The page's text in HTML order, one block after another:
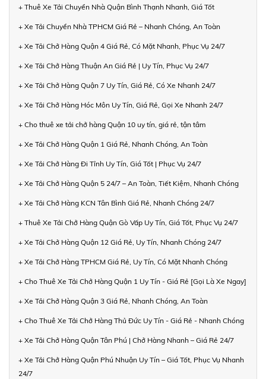
+ Thuê Xe Tải Chuyển Nhà Quận Bình Thạnh Nhanh, Giá Tốt
+ Xe Tải Chuyển Nhà TPHCM Giá Rẻ – Nhanh Chóng, An Toàn
+ Xe Tải Chở Hàng Quận 4 Giá Rẻ, Có Mặt Nhanh, Phục Vụ 24/7
+ Xe Tải Chở Hàng Thuận An Giá Rẻ | Uy Tín, Phục Vụ 24/7
+ Xe Tải Chở Hàng Quận 7 Uy Tín, Giá Rẻ, Có Xe Nhanh 24/7
+ Xe Tải Chở Hàng Hóc Môn Uy Tín, Giá Rẻ, Gọi Xe Nhanh 24/7
+ Cho thuê xe tải chở hàng Quận 10 uy tín, giá rẻ, tận tâm
+ Xe Tải Chở Hàng Quận 1 Giá Rẻ, Nhanh Chóng, An Toàn
+ Xe Tải Chở Hàng Đi Tỉnh Uy Tín, Giá Tốt | Phục Vụ 24/7
+ Xe Tải Chở Hàng Quận 5 24/7 – An Toàn, Tiết Kiệm, Nhanh Chóng
+ Xe Tải Chở Hàng KCN Tân Bình Giá Rẻ, Nhanh Chóng 24/7
+ Thuê Xe Tải Chở Hàng Quận Gò Vấp Uy Tín, Giá Tốt, Phục Vụ 24/7
+ Xe Tải Chở Hàng Quận 12 Giá Rẻ, Uy Tín, Nhanh Chóng 24/7
+ Xe Tải Chở Hàng TPHCM Giá Rẻ, Uy Tín, Có Mặt Nhanh Chóng
+ Cho Thuê Xe Tải Chở Hàng Quận 1 Uy Tín - Giá Rẻ [Gọi Là Xe Ngay]
+ Xe Tải Chở Hàng Quận 3 Giá Rẻ, Nhanh Chóng, An Toàn
+ Cho Thuê Xe Tải Chở Hàng Thủ Đức Uy Tín - Giá Rẻ - Nhanh Chóng
+ Xe Tải Chở Hàng Quận Tân Phú | Chở Hàng Nhanh – Giá Rẻ 24/7
+ Xe Tải Chở Hàng Quận Phú Nhuận Uy Tín – Giá Tốt, Phục Vụ Nhanh
24/7